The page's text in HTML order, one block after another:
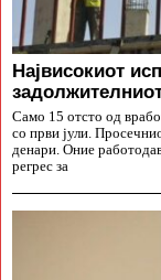
Највисокиот
Само 15 отсто од
со први јули.
денари. Оние
регрес за